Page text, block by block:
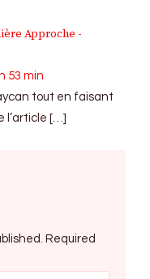
Approche -
53 min
tout en faisant
l’article […]
Required